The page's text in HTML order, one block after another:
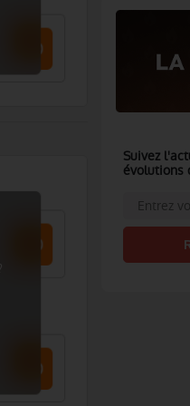
Suivez
évolutions